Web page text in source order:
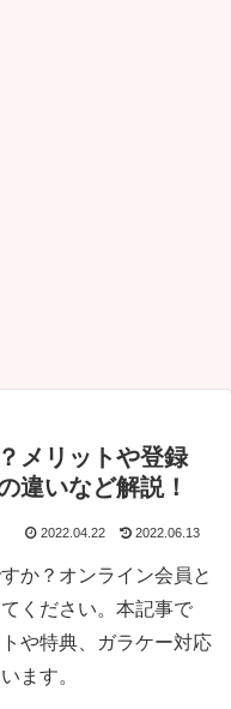
メリットや登録
違いなど解説！
2022.04.22 2022.06.13
か？オンライン会員と
ください。本記事で
や特典、ガラケー対応
ます。